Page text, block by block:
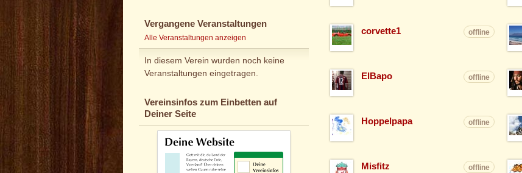
Vergangene Veranstaltungen
Alle Veranstaltungen anzeigen
In diesem Verein wurden noch keine
Veranstaltungen eingetragen.
Vereinsinfos zum Einbetten auf
Deiner Seite
corvette1 offline
ElBapo offline
Hoppelpapa offline
Misfitz offline